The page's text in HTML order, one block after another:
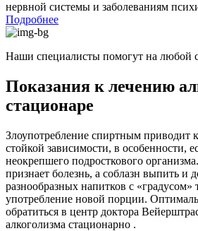
нервной системы и заболеваниям
Подробнее
Наши специалисты помогут на любой
Показания к лечению
стационаре
Злоупотребление спиртным приводит
стойкой зависимости, в особенности,
неокрепшего подросткового
признает болезнь, а соблазн выпить и
разнообразных напитков с «градусом»
употребление новой порции.
обратиться в центр доктора
алкоголизма стационарно .